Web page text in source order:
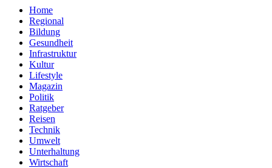
Home
Regional
Bildung
Gesundheit
Infrastruktur
Kultur
Lifestyle
Magazin
Politik
Ratgeber
Reisen
Technik
Umwelt
Unterhaltung
Wirtschaft